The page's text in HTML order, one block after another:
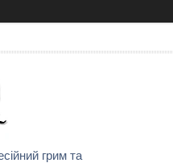
грим та